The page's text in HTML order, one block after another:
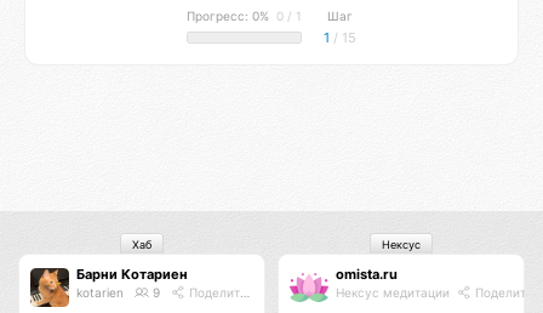
Прогресс: 0% 0 / 1 Шаг
1 / 15
Барни Котариен
kotarien 9 Поделиться
Хаб
omista.ru
Нексус медитации
Нексус